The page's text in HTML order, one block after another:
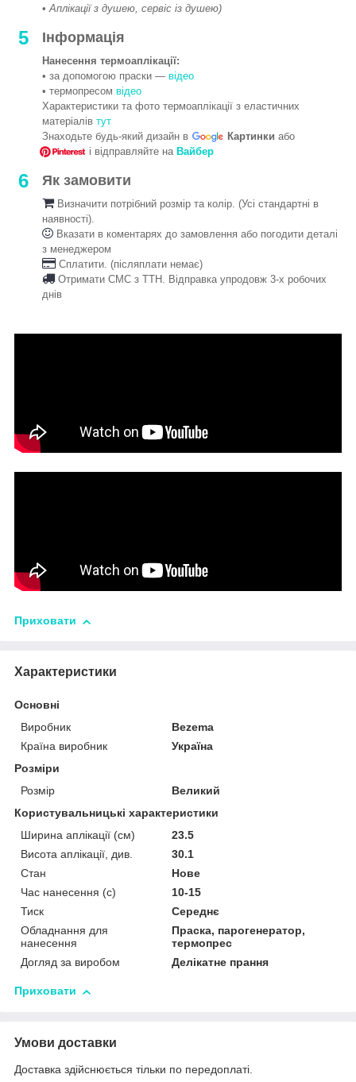
•Аплікації з душею, сервіс із душею)
5 Інформація
Нанесення термоаплікації:
• за допомогою праски — відео
• термопресом відео
Характеристики та фото термоаплікації з еластичних
матеріалів тут
Знаходьте будь-який дизайн в
Картинки або
і відправляйте на Вайбер
6 Як замовити
Визначити потрібний розмір та колір. (Усі стандартні в
наявності).
Вказати в коментарях до замовлення або погодити деталі
з менеджером
Сплатити. (післяплати немає)
Отримати СМС з ТТН. Відправка упродовж 3-х робочих
днів
Приховати
Характеристики
Основні
Виробник
Bezema
Країна виробник
Україна
Розміри
Розмір
Великий
Користувальницькі характеристики
Ширина аплікації (см)
23.5
Висота аплікації, див.
30.1
Стан
Нове
Час нанесення (с)
10-15
Тиск
Середнє
Обладнання для
нанесення
Праска, парогенератор,
термопрес
Догляд за виробом
Делікатне прання
Приховати
Умови доставки
Доставка здійснюється тільки по передоплаті.